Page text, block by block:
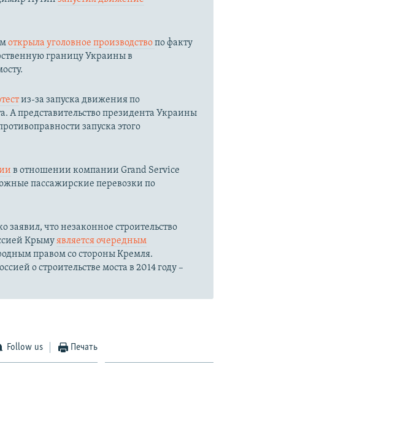
открыла уголовное производствопо факту
границу Украины в
из-за запуска движения по
А представительство президента Украины
запуска этого
в отношении компании Grand Service
пассажирские перевозки по
что незаконное строительство
Крымуявляется очередным
правом со стороны Кремля.
о строительстве моста в 2014 году –
Follow us Печать